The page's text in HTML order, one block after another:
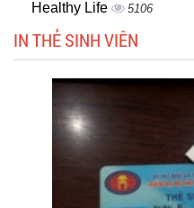
Healthy Life
5106
IN THẺ SINH VIÊN